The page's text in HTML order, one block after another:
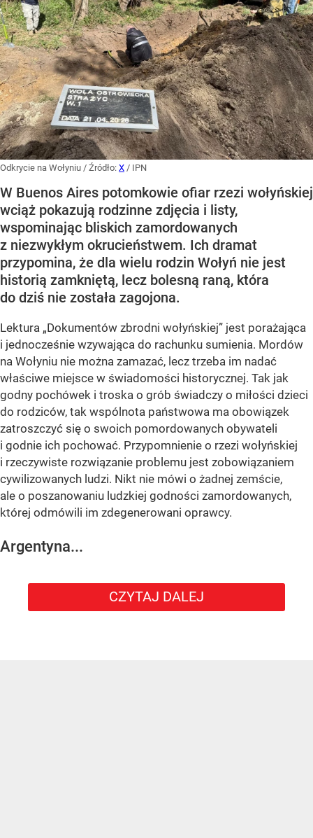
Odkrycie na Wołyniu / Źródło: X / IPN
W Buenos Aires potomkowie ofiar rzezi wołyńskiej
wciąż pokazują rodzinne zdjęcia i listy,
wspominając bliskich zamordowanych
z niezwykłym okrucieństwem. Ich dramat
przypomina, że dla wielu rodzin Wołyń nie jest
historią zamkniętą, lecz bolesną raną, która
do dziś nie została zagojona.
Lektura „Dokumentów zbrodni wołyńskiej” jest porażająca
i jednocześnie wzywająca do rachunku sumienia. Mordów
na Wołyniu nie można zamazać, lecz trzeba im nadać
właściwe miejsce w świadomości historycznej. Tak jak
godny pochówek i troska o grób świadczy o miłości dzieci
do rodziców, tak wspólnota państwowa ma obowiązek
zatroszczyć się o swoich pomordowanych obywateli
i godnie ich pochować. Przypomnienie o rzezi wołyńskiej
i rzeczywiste rozwiązanie problemu jest zobowiązaniem
cywilizowanych ludzi. Nikt nie mówi o żadnej zemście,
ale o poszanowaniu ludzkiej godności zamordowanych,
której odmówili im zdegenerowani oprawcy.
Argentyna...
CZYTAJ DALEJ